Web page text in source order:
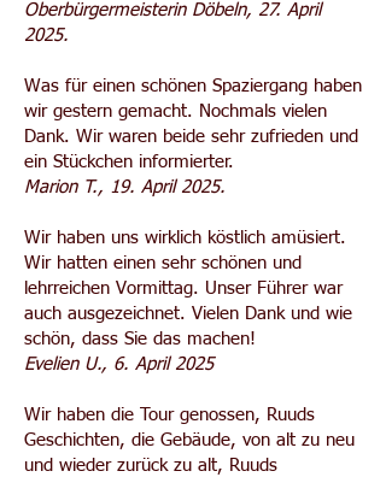
Oberbürgermeisterin Döbeln, 27. April
2025.
Was für einen schönen Spaziergang haben
wir gestern gemacht. Nochmals vielen
Dank. Wir waren beide sehr zufrieden und
ein Stückchen informierter.
Marion T., 19. April 2025.
Wir haben uns wirklich köstlich amüsiert.
Wir hatten einen sehr schönen und
lehrreichen Vormittag. Unser Führer war
auch ausgezeichnet. Vielen Dank und wie
schön, dass Sie das machen!
Evelien U., 6. April 2025
Wir haben die Tour genossen, Ruuds
Geschichten, die Gebäude, von alt zu neu
und wieder zurück zu alt, Ruuds